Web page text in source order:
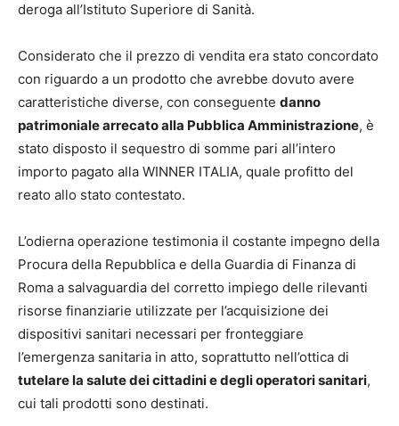
deroga all’Istituto Superiore di Sanità.
Considerato che il prezzo di vendita era stato concordato
con riguardo a un prodotto che avrebbe dovuto avere
caratteristiche diverse, con conseguente danno
patrimoniale arrecato alla Pubblica Amministrazione, è
stato disposto il sequestro di somme pari all’intero
importo pagato alla WINNER ITALIA, quale profitto del
reato allo stato contestato.
L’odierna operazione testimonia il costante impegno della
Procura della Repubblica e della Guardia di Finanza di
Roma a salvaguardia del corretto impiego delle rilevanti
risorse finanziarie utilizzate per l’acquisizione dei
dispositivi sanitari necessari per fronteggiare
l’emergenza sanitaria in atto, soprattutto nell’ottica di
tutelare la salute dei cittadini e degli operatori sanitari,
cui tali prodotti sono destinati.